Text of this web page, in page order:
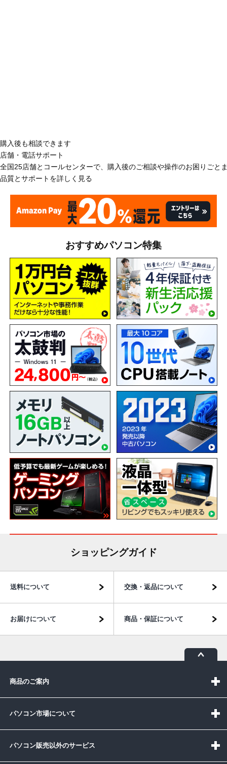
購入後も相談できます
店舗・電話サポート
全国25店舗とコールセンターで、購入後のご相談や操作のお困りごと
品質とサポートを詳しく見る
おすすめパソコン特集
ショッピングガイド
送料について 交換・返品について
お届けについて 商品・保証について
商品のご案内
パソコン市場について
パソコン販売以外のサービス